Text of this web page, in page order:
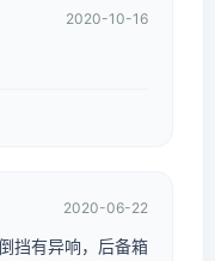
2020-10-16
2020-06-22
挡有异响，后备箱